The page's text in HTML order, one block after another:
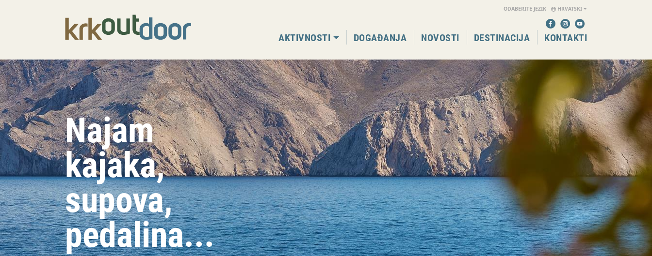
ODABERITE JEZIK HRVATSKI
AKTIVNOSTI DOGAĐANJA NOVOSTI DESTINACIJA KONTAKTI
Najam
kajaka,
supova,
pedalina...